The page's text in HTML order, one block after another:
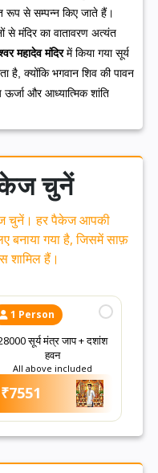
रूप से सम्पन्न किए जाते हैं।
से मंदिर का वातावरण अत्यंत
महादेव मंदिरमें किया गया सूर्य
है, क्योंकि भगवान शिव की पावन
ऊर्जा और आध्यात्मिक शांति
चुनें
चुनें। हर पैकेज आपकी
बनाया गया है, जिसमें साफ़
शामिल हैं।
1 Person
सूर्य मंत्र जाप + दशांश
हवन
All above included
₹7551